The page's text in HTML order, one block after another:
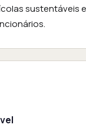
sustentáveis